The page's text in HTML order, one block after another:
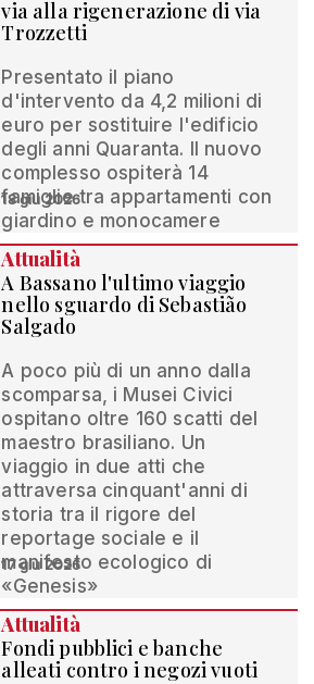
via alla rigenerazione di via
Trozzetti
Presentato il piano
d'intervento da 4,2 milioni di
euro per sostituire l'edificio
degli anni Quaranta. Il nuovo
complesso ospiterà 14
famiglie tra appartamenti con
giardino e monocamere
18 giu 2026
Attualità
A Bassano l'ultimo viaggio
nello sguardo di Sebastião
Salgado
A poco più di un anno dalla
scomparsa, i Musei Civici
ospitano oltre 160 scatti del
maestro brasiliano. Un
viaggio in due atti che
attraversa cinquant'anni di
storia tra il rigore del
reportage sociale e il
manifesto ecologico di
«Genesis»
17 giu 2026
Attualità
Fondi pubblici e banche
alleati contro i negozi vuoti